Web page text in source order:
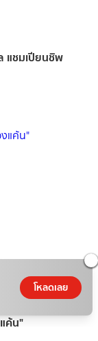
แชมเปียนชิพ
ค้น"
โหลดเลย